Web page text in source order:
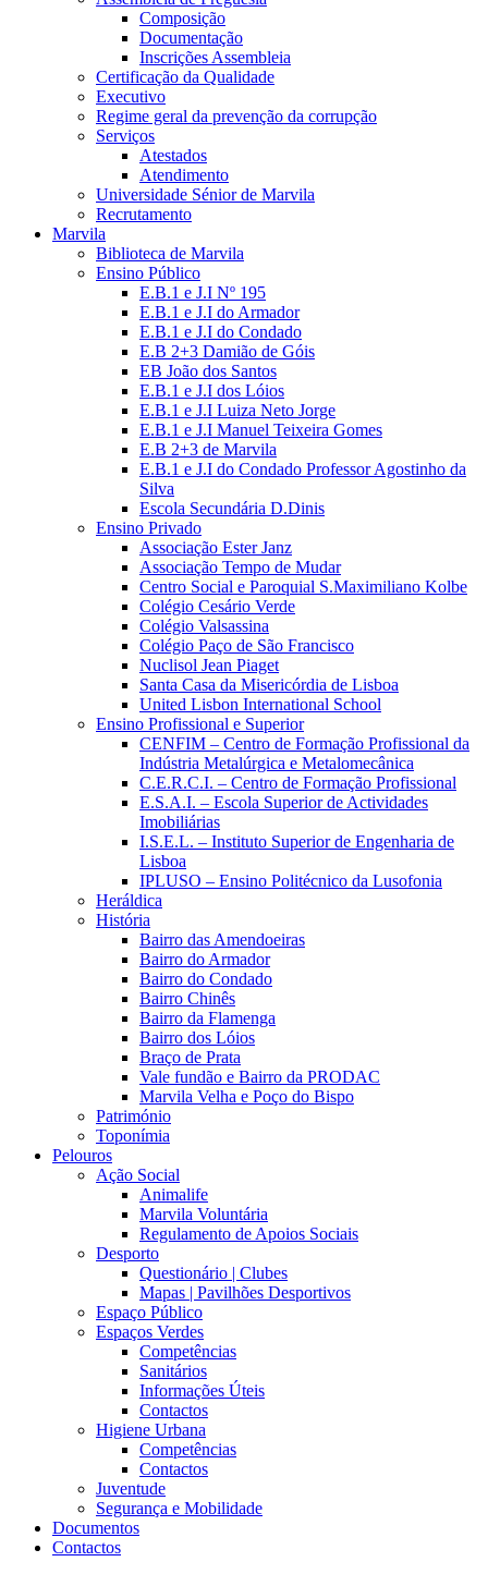
Composição
Documentação
Inscrições Assembleia
Certificação da Qualidade
Executivo
Regime geral da prevenção da corrupção
Serviços
Atestados
Atendimento
Universidade Sénior de Marvila
Recrutamento
Marvila
Biblioteca de Marvila
Ensino Público
E.B.1 e J.I Nº 195
E.B.1 e J.I do Armador
E.B.1 e J.I do Condado
E.B 2+3 Damião de Góis
EB João dos Santos
E.B.1 e J.I dos Lóios
E.B.1 e J.I Luiza Neto Jorge
E.B.1 e J.I Manuel Teixeira Gomes
E.B 2+3 de Marvila
E.B.1 e J.I do Condado Professor Agostinho da
Silva
Escola Secundária D.Dinis
Ensino Privado
Associação Ester Janz
Associação Tempo de Mudar
Centro Social e Paroquial S.Maximiliano Kolbe
Colégio Cesário Verde
Colégio Valsassina
Colégio Paço de São Francisco
Nuclisol Jean Piaget
Santa Casa da Misericórdia de Lisboa
United Lisbon International School
Ensino Profissional e Superior
CENFIM – Centro de Formação Profissional da
Indústria Metalúrgica e Metalomecânica
C.E.R.C.I. – Centro de Formação Profissional
E.S.A.I. – Escola Superior de Actividades
Imobiliárias
I.S.E.L. – Instituto Superior de Engenharia de
Lisboa
IPLUSO – Ensino Politécnico da Lusofonia
Heráldica
História
Bairro das Amendoeiras
Bairro do Armador
Bairro do Condado
Bairro Chinês
Bairro da Flamenga
Bairro dos Lóios
Braço de Prata
Vale fundão e Bairro da PRODAC
Marvila Velha e Poço do Bispo
Património
Toponímia
Pelouros
Ação Social
Animalife
Marvila Voluntária
Regulamento de Apoios Sociais
Desporto
Questionário | Clubes
Mapas | Pavilhões Desportivos
Espaço Público
Espaços Verdes
Competências
Sanitários
Informações Úteis
Contactos
Higiene Urbana
Competências
Contactos
Juventude
Segurança e Mobilidade
Documentos
Contactos